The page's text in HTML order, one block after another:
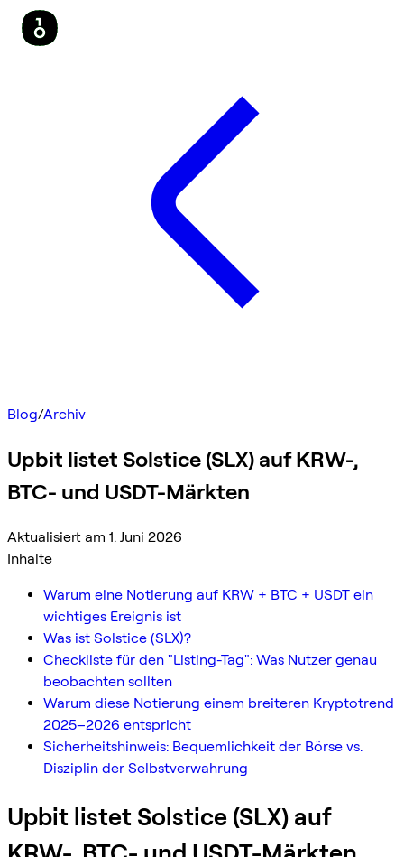
Blog/Archiv
Upbit listet Solstice (SLX) auf KRW-,
BTC- und USDT-Märkten
Aktualisiert am 1. Juni 2026
Inhalte
Warum eine Notierung auf KRW + BTC + USDT ein
wichtiges Ereignis ist
Was ist Solstice (SLX)?
Checkliste für den "Listing-Tag": Was Nutzer genau
beobachten sollten
Warum diese Notierung einem breiteren Kryptotrend
2025–2026 entspricht
Sicherheitshinweis: Bequemlichkeit der Börse vs.
Disziplin der Selbstverwahrung
Upbit listet Solstice (SLX) auf